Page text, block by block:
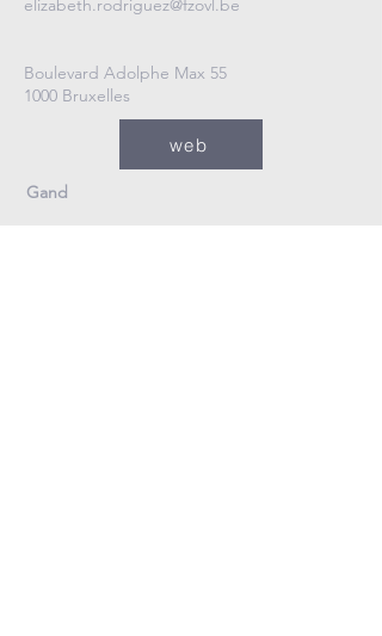
elizabeth.rodriguez@fzovl.be
Boulevard Adolphe Max 55
1000 Bruxelles
web
Gand